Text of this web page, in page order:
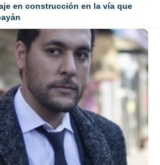
en construcción en la vía que